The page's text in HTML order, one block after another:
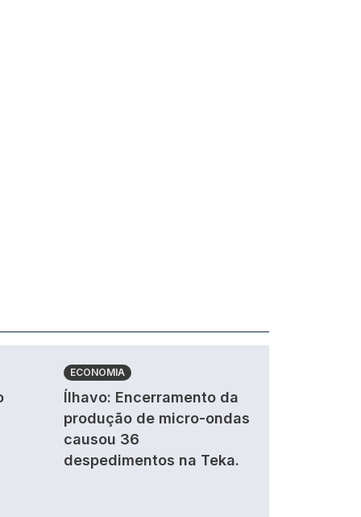
ECONOMIA
Ílhavo: Encerramento da
produção de micro-ondas
causou 36
despedimentos na Teka.